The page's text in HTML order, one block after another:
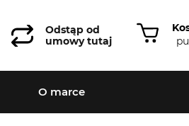
Odstąp od
umowy tutaj
O marce